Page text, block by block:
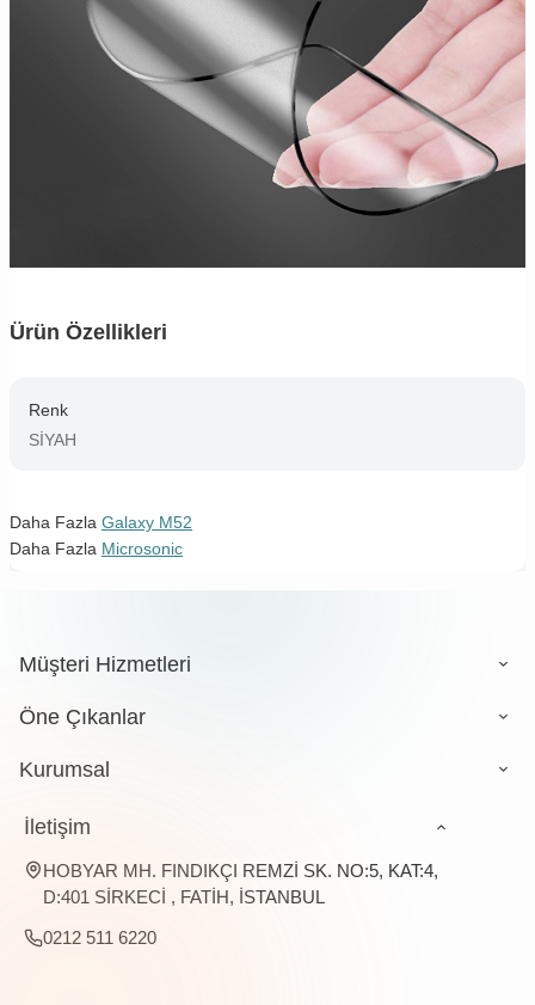
Ürün Özellikleri
Renk
SİYAH
Daha Fazla Galaxy M52
Daha Fazla Microsonic
Müşteri Hizmetleri
Öne Çıkanlar
Kurumsal
İletişim
HOBYAR MH. FINDIKÇI REMZİ SK. NO:5, KAT:4,
D:401 SİRKECİ , FATİH, İSTANBUL
0212 511 6220